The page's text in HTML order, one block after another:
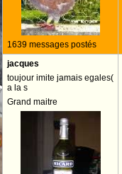
1639 messages postés
jacques
toujour imite jamais egales(
a la s
Grand maitre